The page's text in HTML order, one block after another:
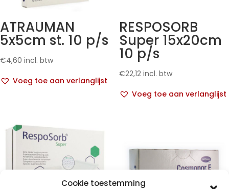
Cookie toestemming
ATRAUMAN
5x5cm st. 10 p/s
€4,60 incl. btw
Voeg toe aan verlanglijst
RESPOSORB
Super 15x20cm
10 p/s
€22,12 incl. btw
Voeg toe aan verlanglijst